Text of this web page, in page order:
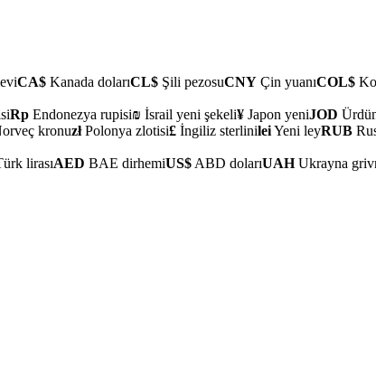
CA$ Kanada dolarıCL$ Şili pezosuCNY Çin yuanıCOL$
Rp Endonezya rupisi₪ İsrail yeni şekeli¥ Japon yeniJOD
kronuzłPolonya zlotisi£ İngiliz sterlinileiYeni leyRUB
lirasıAED BAE dirhemiUS$ ABD dolarıUAHUkrayna